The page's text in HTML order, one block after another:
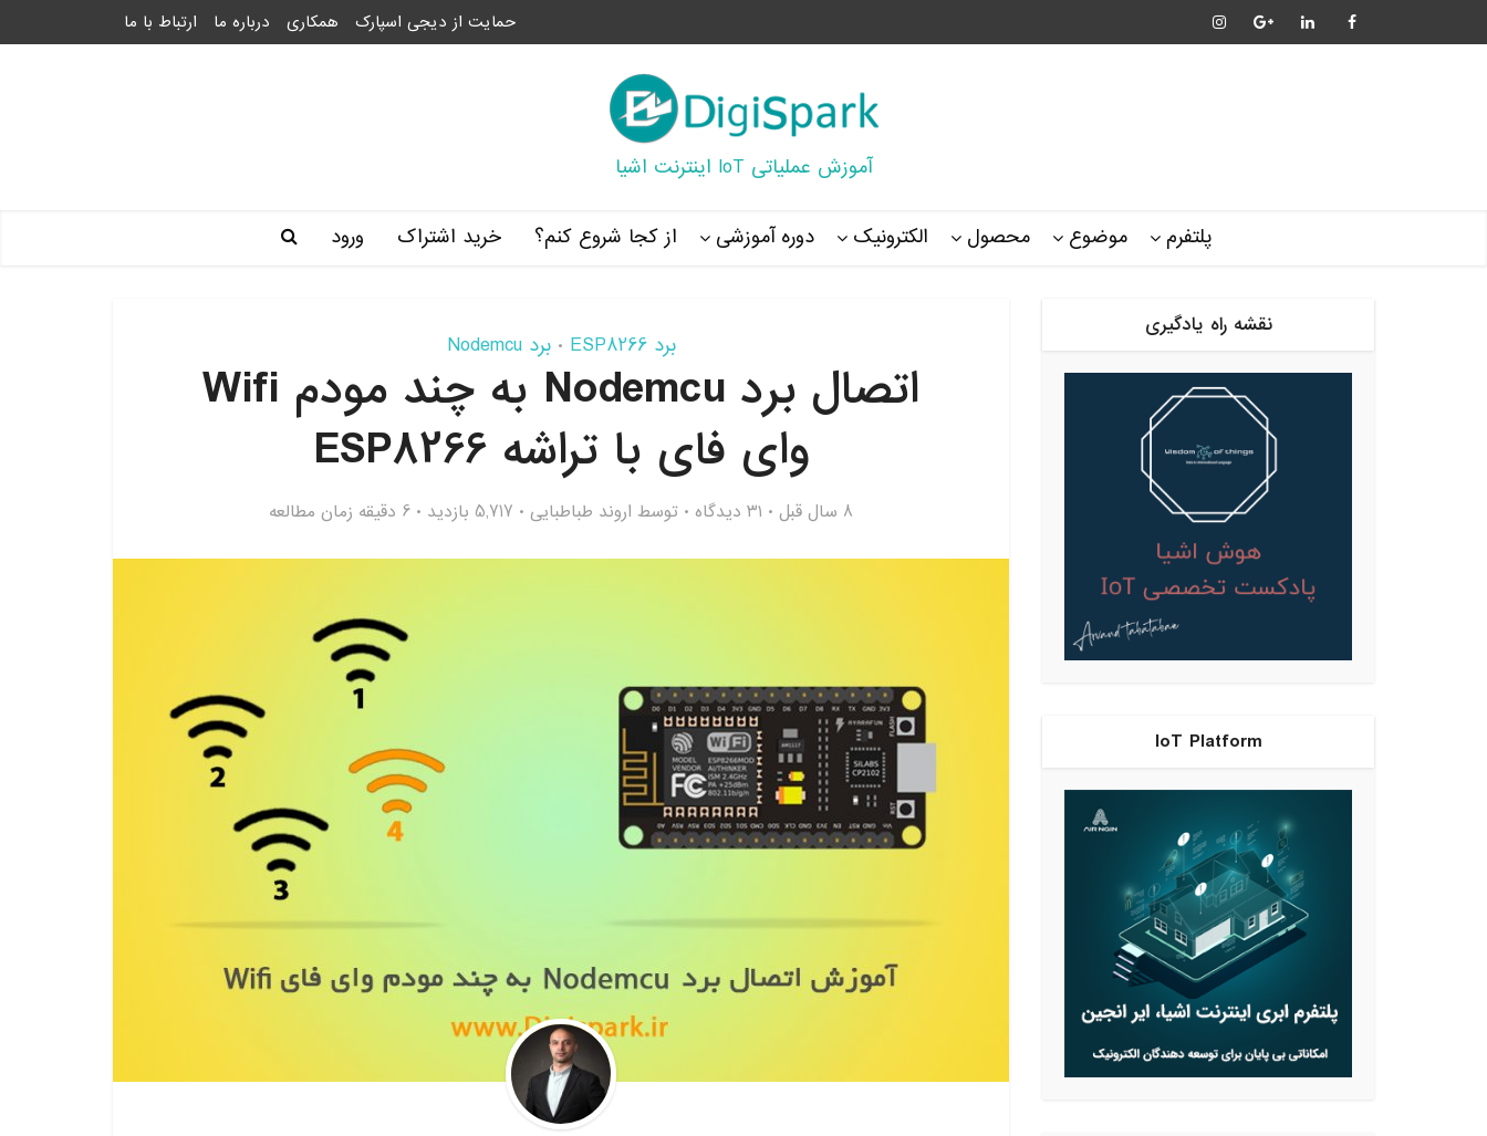
حمایت از دیجی اسپارک همکاری درباره ما ارتباط با ما
آموزش عملیاتی IoT اینترنت اشیا
پلتفرم موضوع محصول الکترونیک دوره آموزشی از کجا شروع کنم؟ خرید اشتراک ورود
برد ESP8266 • برد Nodemcu
اتصال برد Nodemcu به چند مودم Wifi
وای فای با تراشه ESP8266
8 سال قبل ۳۱ دیدگاه توسط اروند طباطبایی 5,717 بازدید 6 دقیقه زمان مطالعه
نقشه راه یادگیری
IoT Platform